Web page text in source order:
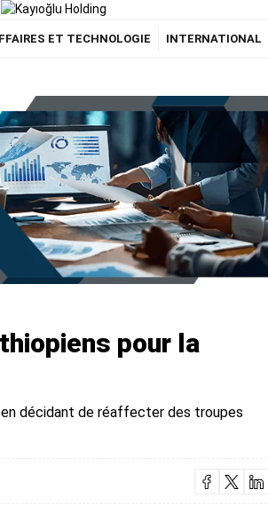
ET TECHNOLOGIE INTERNATIONAL
pour la
décidant de réaffecter des troupes